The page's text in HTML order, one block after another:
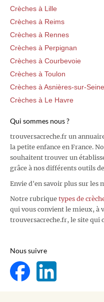
Crèches à Lille
Crèches à Reims
Crèches à Rennes
Crèches à Perpignan
Crèches à Courbevoie
Crèches à Toulon
Crèches à Asnières-sur-Seine
Crèches à Le Havre
Qui sommes nous ?
trouversacreche.fr un
la petite enfance en France.
souhaitent trouver un
grâce à nos différents outils
Envie d'en savoir plus sur les
Notre rubrique types de
qui vous convient le mieux, à
trouversacreche.fr, le site qui
Nous suivre